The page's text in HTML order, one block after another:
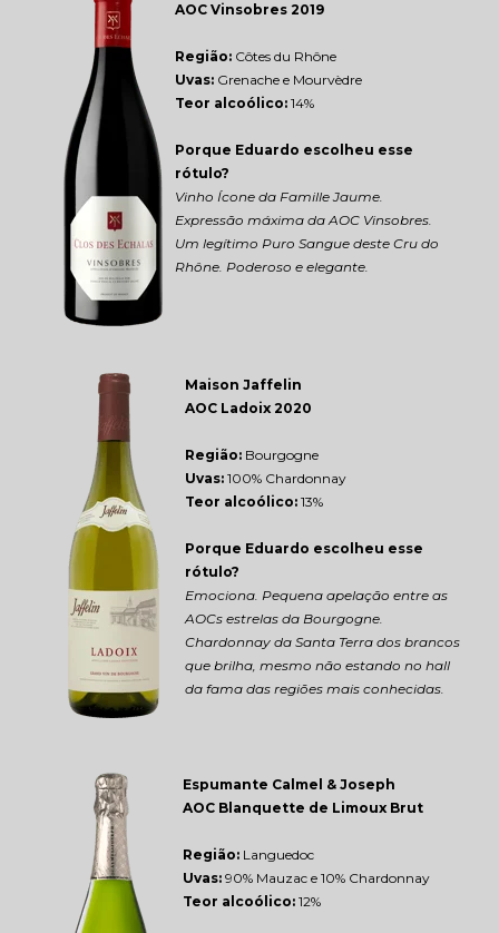
AOC Vinsobres 2019
Região: Côtes du Rhône
Uvas: Grenache e Mourvèdre
Teor alcoólico: 14%
Porque Eduardo escolheu esse
rótulo?
Vinho Ícone da Famille Jaume.
Expressão máxima da AOC Vinsobres.
Um legítimo Puro Sangue deste Cru do
Rhône. Poderoso e elegante.
Maison Jaffelin
AOC Ladoix 2020
Região: Bourgogne
Uvas: 100% Chardonnay
Teor alcoólico: 13%
Porque Eduardo escolheu esse
rótulo?
Emociona. Pequena apelação entre as
AOCs estrelas da Bourgogne.
Chardonnay da Santa Terra dos brancos
que brilha, mesmo não estando no hall
da fama das regiões mais conhecidas.
Espumante Calmel & Joseph
AOC Blanquette de Limoux Brut
Região: Languedoc
Uvas: 90% Mauzac e 10% Chardonnay
Teor alcoólico: 12%